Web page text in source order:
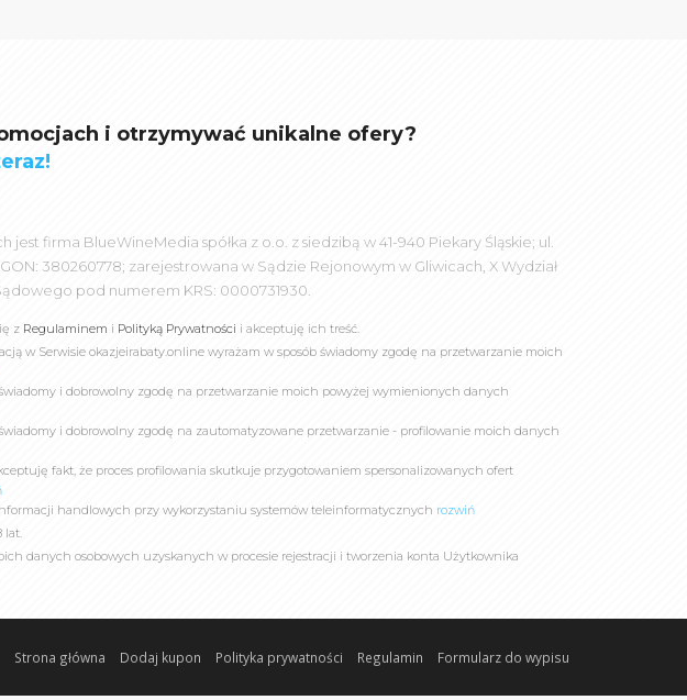
i otrzymywać unikalne ofery?
firma BlueWineMedia spółka z o.o. z siedzibą w 41-940 Piekary Śląskie; ul.
380260778; zarejestrowana w Sądzie Rejonowym w Gliwicach, X Wydział
pod numerem KRS: 0000731930.
z Regulaminem i Polityką Prywatności i akceptuję ich treść.
w Serwisie okazjeirabaty.online wyrażam w sposób świadomy zgodę na przetwarzanie moich
i dobrowolny zgodę na przetwarzanie moich powyżej wymienionych danych
i dobrowolny zgodę na zautomatyzowane przetwarzanie - profilowanie moich danych
fakt, że proces profilowania skutkuje przygotowaniem spersonalizowanych ofert
handlowych przy wykorzystaniu systemów teleinformatycznych rozwiń
lat.
danych osobowych uzyskanych w procesie rejestracji i tworzenia konta Użytkownika
Strona główna Dodaj kupon Polityka prywatności Regulamin Formularz do wypisu